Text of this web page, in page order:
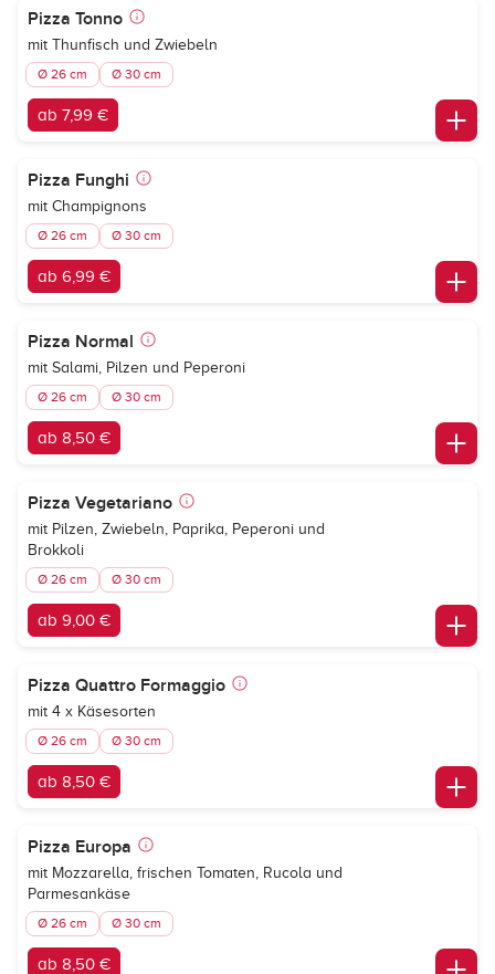
Pizza Tonno
mit Thunfisch und Zwiebeln
Ø 26 cm Ø 30 cm
ab 7,99 €
Pizza Funghi
mit Champignons
Ø 26 cm Ø 30 cm
ab 6,99 €
Pizza Normal
mit Salami, Pilzen und Peperoni
Ø 26 cm Ø 30 cm
ab 8,50 €
Pizza Vegetariano
mit Pilzen, Zwiebeln, Paprika, Peperoni und
Brokkoli
Ø 26 cm Ø 30 cm
ab 9,00 €
Pizza Quattro Formaggio
mit 4 x Käsesorten
Ø 26 cm Ø 30 cm
ab 8,50 €
Pizza Europa
mit Mozzarella, frischen Tomaten, Rucola und
Parmesankäse
Ø 26 cm Ø 30 cm
ab 8,50 €